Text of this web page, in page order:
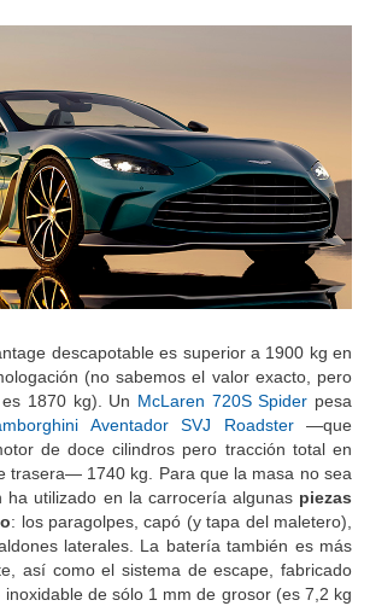
descapotable es superior a 1900 kg en
(no sabemos el valor exacto, pero
1870 kg). Un McLaren 720S Spider pesa
Aventador SVJ Roadster—que
de doce cilindros pero tracción total en
trasera— 1740 kg. Para que la masa no sea
ha utilizado en la carrocería algunas piezas
: los paragolpes, capó (y tapa del maletero),
laterales. La batería también es más
así como el sistema de escape, fabricado
de sólo 1 mm de grosor (es 7,2 kg